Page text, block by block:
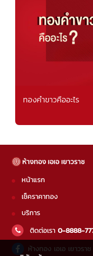
ทองคำขาวคืออะไร
หน้าแรก
เช็คราคาทอง
บริการ
ติดต่อเรา 0-8888-
ห้างทอง เอเอ เยาวราช